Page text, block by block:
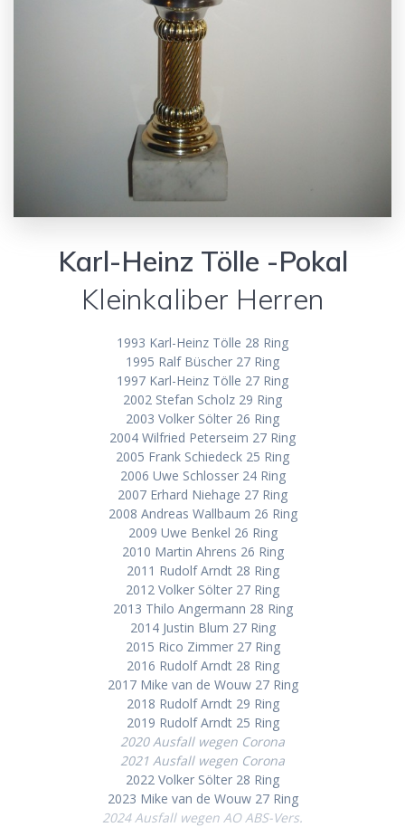
Karl-Heinz Tölle -Pokal
Kleinkaliber Herren
1993 Karl-Heinz Tölle 28 Ring
1995 Ralf Büscher 27 Ring
1997 Karl-Heinz Tölle 27 Ring
2002 Stefan Scholz 29 Ring
2003 Volker Sölter 26 Ring
2004 Wilfried Peterseim 27 Ring
2005 Frank Schiedeck 25 Ring
2006 Uwe Schlosser 24 Ring
2007 Erhard Niehage 27 Ring
2008 Andreas Wallbaum 26 Ring
2009 Uwe Benkel 26 Ring
2010 Martin Ahrens 26 Ring
2011 Rudolf Arndt 28 Ring
2012 Volker Sölter 27 Ring
2013 Thilo Angermann 28 Ring
2014 Justin Blum 27 Ring
2015 Rico Zimmer 27 Ring
2016 Rudolf Arndt 28 Ring
2017 Mike van de Wouw 27 Ring
2018 Rudolf Arndt 29 Ring
2019 Rudolf Arndt 25 Ring
2020 Ausfall wegen Corona
2021 Ausfall wegen Corona
2022 Volker Sölter 28 Ring
2023 Mike van de Wouw 27 Ring
2024 Ausfall wegen AO ABS-Vers.